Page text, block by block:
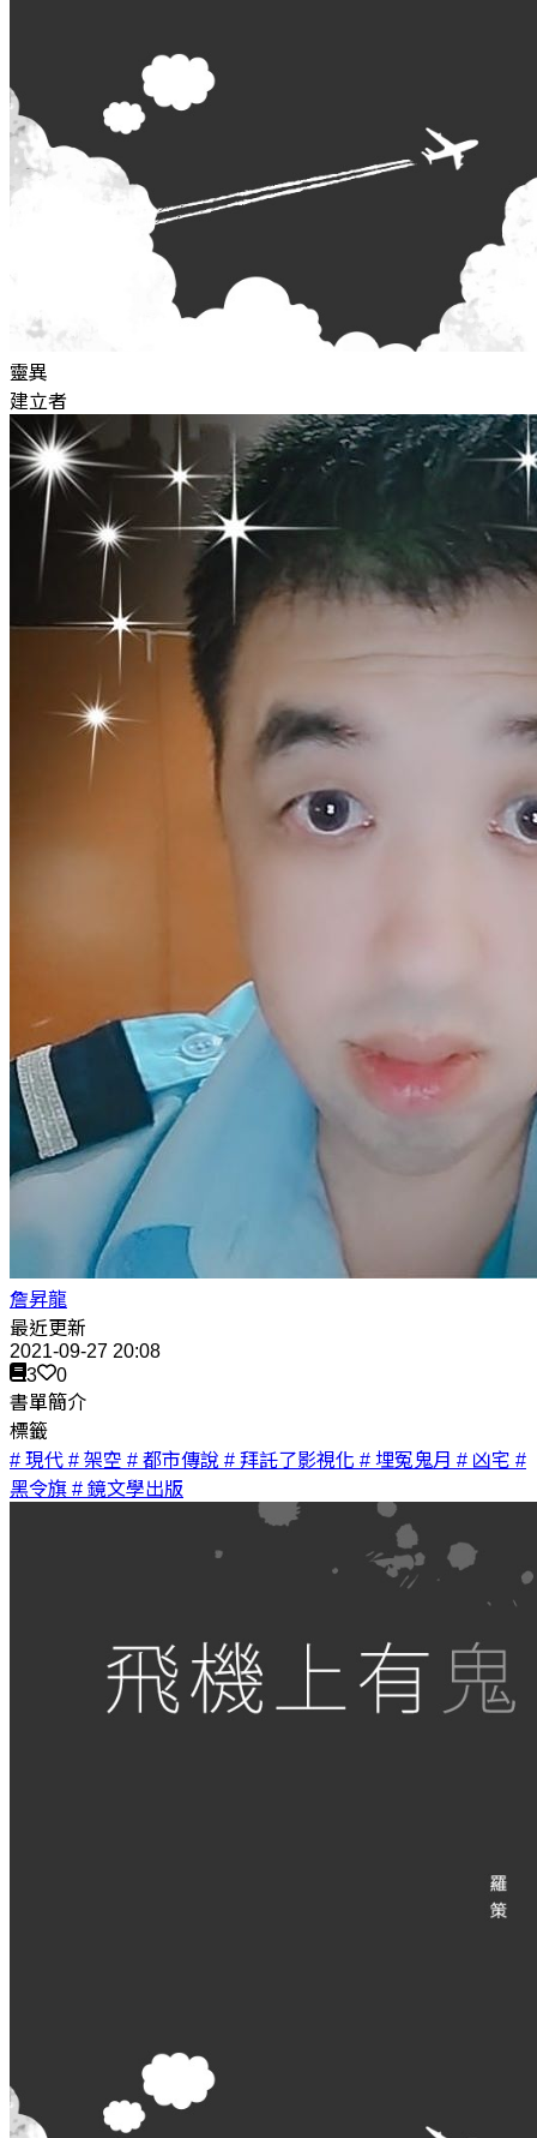
靈異
建立者
詹昇龍
最近更新
2021-09-27 20:08
3
0
書單簡介
標籤
# 現代 # 架空 # 都市傳說 # 拜託了影視化 # 埋冤鬼月 # 凶宅 #
黑令旗 # 鏡文學出版